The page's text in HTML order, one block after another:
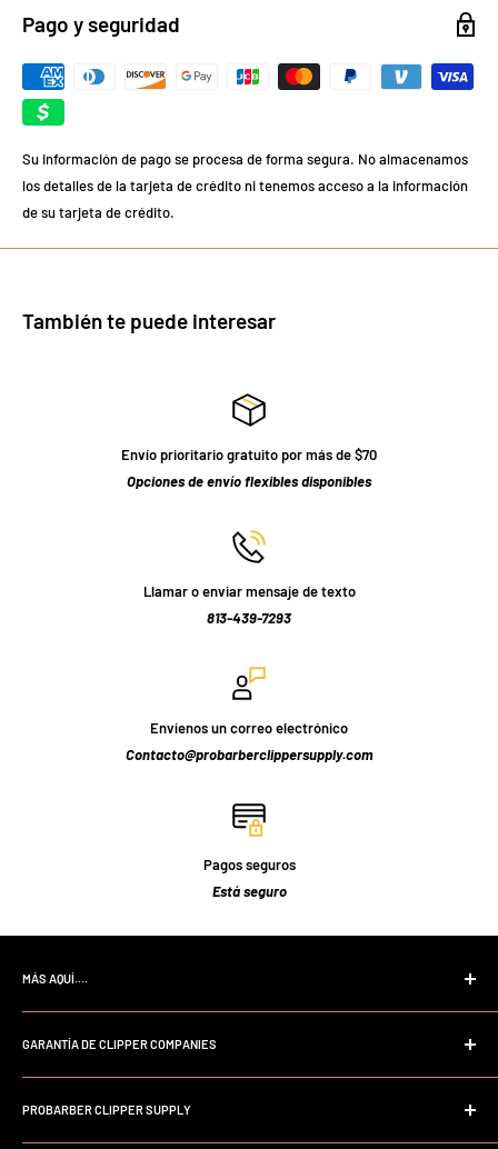
Pago y seguridad
Su información de pago se procesa de forma segura. No almacenamos
los detalles de la tarjeta de crédito ni tenemos acceso a la información
de su tarjeta de crédito.
También te puede interesar
Envío prioritario gratuito por más de $70
Opciones de envío flexibles disponibles
Llamar o enviar mensaje de texto
813-439-7293
Envíenos un correo electrónico
Contacto@probarberclippersupply.com
Pagos seguros
Está seguro
MÁS AQUÍ....
Página de inicio
Buscar
Preguntas frecuentes
Sobre nosotros
Política de la tienda
GARANTÍA DE CLIPPER COMPANIES
Garantía profesional Andis
Garantía profesional Wahl
Garantía profesional Babyliss
PROBARBER CLIPPER SUPPLY